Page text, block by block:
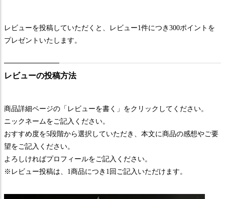
レビューを投稿していただくと、レビュー1件につき300ポイントを
プレゼントいたします。
レビューの投稿方法
商品詳細ページの「レビューを書く」をクリックしてください。
ニックネームをご記入ください。
おすすめ度を5段階から選択していただき、本文に商品の感想やご要
望をご記入ください。
よろしければプロフィールをご記入ください。
※レビュー投稿は、1商品につき1回ご記入いただけます。